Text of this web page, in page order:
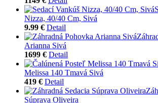
Nizza, 40/40 Cm, Sivá
9.99 € Detail
Arianna Sivá
1699 € Detail
Melissa 140 Tmavá Sivá
419 € Detail
Súprava Oliveira